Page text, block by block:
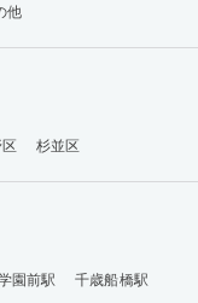
他
杉並区
園前駅
千歳船橋駅